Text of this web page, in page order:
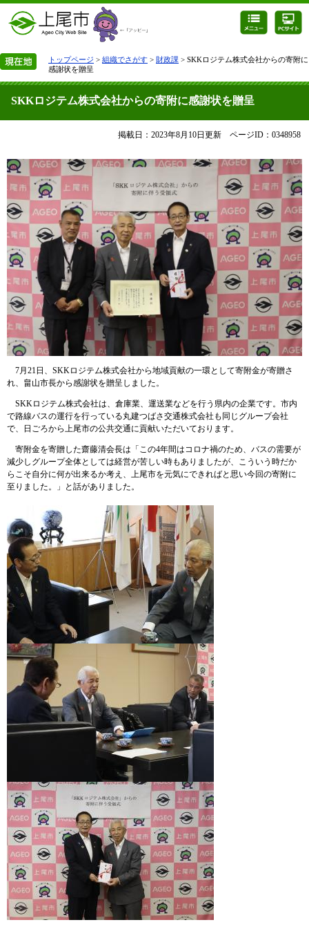
トップページ > 組織でさがす > 財政課 > SKKロジテム株式会社からの寄附に
感謝状を贈呈
SKKロジテム株式会社からの寄附に感謝状を贈呈
掲載日：2023年8月10日更新 ページID：0348958
7月21日、SKKロジテム株式会社から地域貢献の一環として寄附金が寄贈さ
れ、畠山市長から感謝状を贈呈しました。
SKKロジテム株式会社は、倉庫業、運送業などを行う県内の企業です。市内
で路線バスの運行を行っている丸建つばさ交通株式会社も同じグループ会社
で、日ごろから上尾市の公共交通に貢献いただいております。
寄附金を寄贈した齋藤清会長は「この4年間はコロナ禍のため、バスの需要が
減少しグループ全体としては経営が苦しい時もありましたが、こういう時だか
らこそ自分に何が出来るか考え、上尾市を元気にできればと思い今回の寄附に
至りました。」と話がありました。​